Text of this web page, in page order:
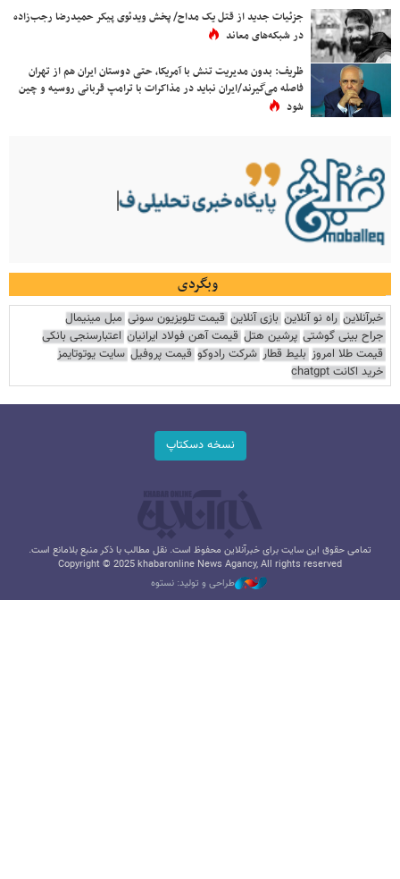
جزئیات جدید از قتل یک مداح/ پخش ویدئوی پیکر حمیدرضا رجب‌زاده
در شبکه‌های معاند
ظریف: بدون مدیریت تنش با آمریکا، حتی دوستان ایران هم از تهران
فاصله می‌گیرند/ایران نباید در مذاکرات با ترامپ قربانی روسیه و چین
شود
وبگردی
خبرآنلاین راه نو آنلاین بازی آنلاین قیمت تلویزیون سونی مبل مینیمال
جراح بینی گوشتی پرشین هتل قیمت آهن فولاد ایرانیان اعتبارسنجی بانکی
قیمت طلا امروز بلیط قطار شرکت رادوکو قیمت پروفیل سایت یوتوتایمز
خرید اکانت chatgpt
نسخه دسکتاپ
تمامی حقوق این سایت برای خبرآنلاین محفوظ است. نقل مطالب با ذکر منبع بلامانع است.
Copyright © 2025 khabaronline News Agancy, All rights reserved
طراحی و تولید: نستوه